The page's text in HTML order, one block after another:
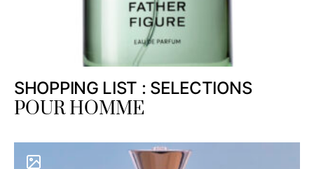
SHOPPING LIST : SELECTIONS
POUR HOMME